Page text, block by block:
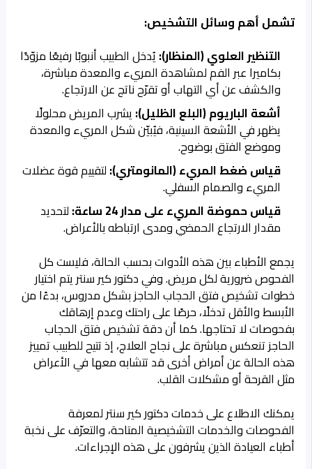
تشمل أهم وسائل التشخيص:
التنظير العلوي (المنظار): يُدخل الطبيب أنبوبًا رفيعًا مزوّدًا
بكاميرا عبر الفم لمشاهدة المريء والمعدة مباشرة،
والكشف عن أي التهاب أو تقرّح ناتج عن الارتجاع.
أشعة الباريوم (البلع الظليل): يشرب المريض محلولًا
يظهر في الأشعة السينية، فيُبيّن شكل المريء والمعدة
وموضع الفتق بوضوح.
قياس ضغط المريء (المانومتري): لتقييم قوة عضلات
المريء والصمام السفلي.
قياس حموضة المريء على مدار 24 ساعة:
لتحديد
مقدار الارتجاع الحمضي ومدى ارتباطه بالأعراض.
يجمع الأطباء بين هذه الأدوات بحسب الحالة، فليست كل
الفحوص ضرورية لكل مريض. وفي دكتور كير سنتر يتم اختيار
خطوات تشخيص فتق الحجاب الحاجز بشكل مدروس، بدءًا من
الأبسط والأقل تدخلًا، حرصًا على راحتك وعدم إرهاقك
بفحوصات لا تحتاجها. كما أن دقة تشخيص فتق الحجاب
الحاجز تنعكس مباشرة على نجاح العلاج، إذ تتيح للطبيب تمييز
هذه الحالة عن أمراض أخرى قد تتشابه معها في الأعراض
مثل القرحة أو مشكلات القلب.
يمكنك الاطلاع علىخدمات دكتور كير سنترلمعرفة
الفحوصات والخدمات التشخيصية المتاحة، والتعرّف على نخبة
أطباء العيادة الذين يشرفون على هذه الإجراءات.